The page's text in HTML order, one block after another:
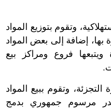
وتقوم بتوزيع المواد
بها، إضافة إلى بعض المواد
ويتبعها فروع ومراكز بيع
وتقوم ببيع المواد
وصدر مرسوم جمهوري بدمج